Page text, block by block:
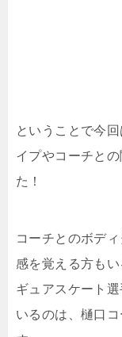
ということで今
イプやコーチと
た！
コーチとのボデ
感を覚える方も
ギュアスケート
いるのは、樋口